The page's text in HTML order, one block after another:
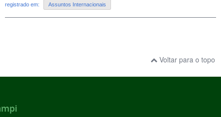
registrado em: Assuntos Internacionais
Voltar para o topo